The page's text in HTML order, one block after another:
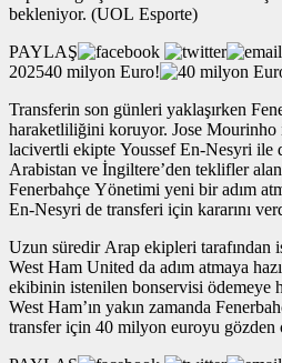
bekleniyor. (UOL Esporte)
PAYLAŞ
202540 milyon Euro!
Transferin son günleri yaklaşırken
haraketliliğini koruyor. Jose Mourinho
lacivertli ekipte Youssef En-Nesyri ile
Arabistan ve İngiltere’den teklifler
Fenerbahçe Yönetimi yeni bir adım
En-Nesyri de transferi için kararını
Uzun süredir Arap ekipleri tarafından
West Ham United da adım atmaya
ekibinin istenilen bonservisi ödemeye
West Ham’ın yakın zamanda
transfer için 40 milyon euroyu gözden